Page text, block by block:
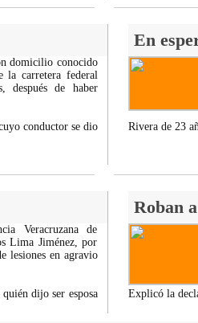
En
domicilio conocido
la carretera federal
después de haber
conductor se dio
Rivera de 23
Roban
Veracruzana de
Lima Jiménez, por
lesiones en agravio
dijo ser esposa
Explicó la